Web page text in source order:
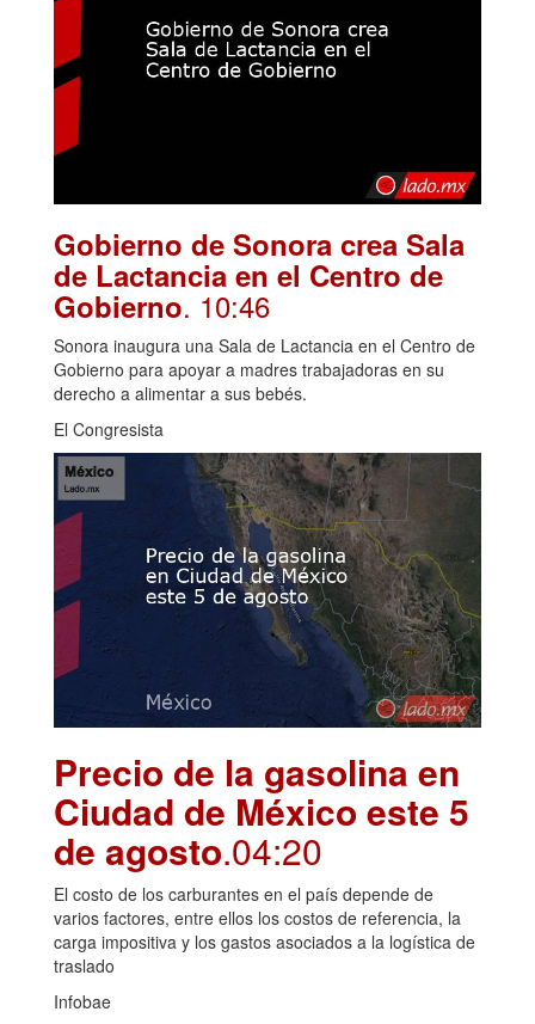
Gobierno de Sonora crea Sala
de Lactancia en el Centro de
Gobierno. 10:46
Sonora inaugura una Sala de Lactancia en el Centro de
Gobierno para apoyar a madres trabajadoras en su
derecho a alimentar a sus bebés.
El Congresista
Precio de la gasolina en
Ciudad de México este 5
de agosto.04:20
El costo de los carburantes en el país depende de
varios factores, entre ellos los costos de referencia, la
carga impositiva y los gastos asociados a la logística de
traslado
Infobae